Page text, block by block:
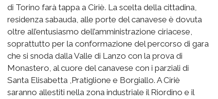
di Torino farà tappa a Ciriè. La scelta della cittadina,
residenza sabauda, alle porte del canavese è dovuta
oltre all’entusiasmo dell’amministrazione ciriacese,
soprattutto per la conformazione del percorso di gara
che si snoda dalla Valle di Lanzo con la prova di
Monastero, al cuore del canavese con i parziali di
Santa Elisabetta ,Pratiglione e Borgiallo. A Ciriè
saranno allestiti nella zona industriale il Riordino e il